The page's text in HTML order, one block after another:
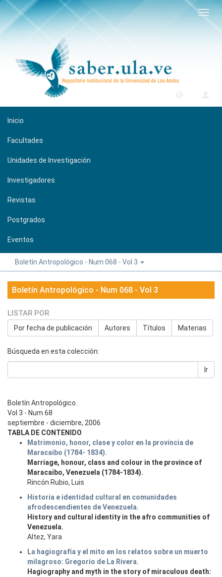
Inicio
Facultades
Unidades de Investigación
Investigadores
Revistas
Postgrados
Eventos
Boletín Antropológico - Num 068 - Vol 3
Boletín Antropológico - Num 068 - Vol 3
LISTAR POR
Por fecha de publicación Autores Títulos Materias
Búsqueda en esta colección:
Ir
Boletín Antropológico.
Vol 3 - Num 68
septiembre - diciembre, 2006
TABLA DE CONTENIDO
Matrimonio, honor, clase y color en la provincia de
Maracaibo (1784- 1834).
Marriage, honour, class and colour in the province of
Maracaibo, Venezuela (1784-1834).
Rincón Rubio, Luis
Historia e identidad cultural en comunidades
afrodescendientes de Venezuela.
History and cultural identity in the afro communities of
Venezuela.
Altez, Yara
La hagiografía y el mito en los relatos sobre un muerto
milagroso: Gregorio de La Rivera.
Hagiography and myth in the story of miraculous death: